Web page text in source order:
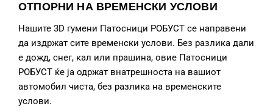
ОТПОРНИ НА ВРЕМЕНСКИ УСЛОВИ
Нашите 3D гумени Патосници РОБУСТ се направени
да издржат сите временски услови. Без разлика дали
е дожд, снег, кал или прашина, овие Патосници
РОБУСТ ќе ја одржат внатрешноста на вашиот
автомобил чиста, без разлика на временските
услови.